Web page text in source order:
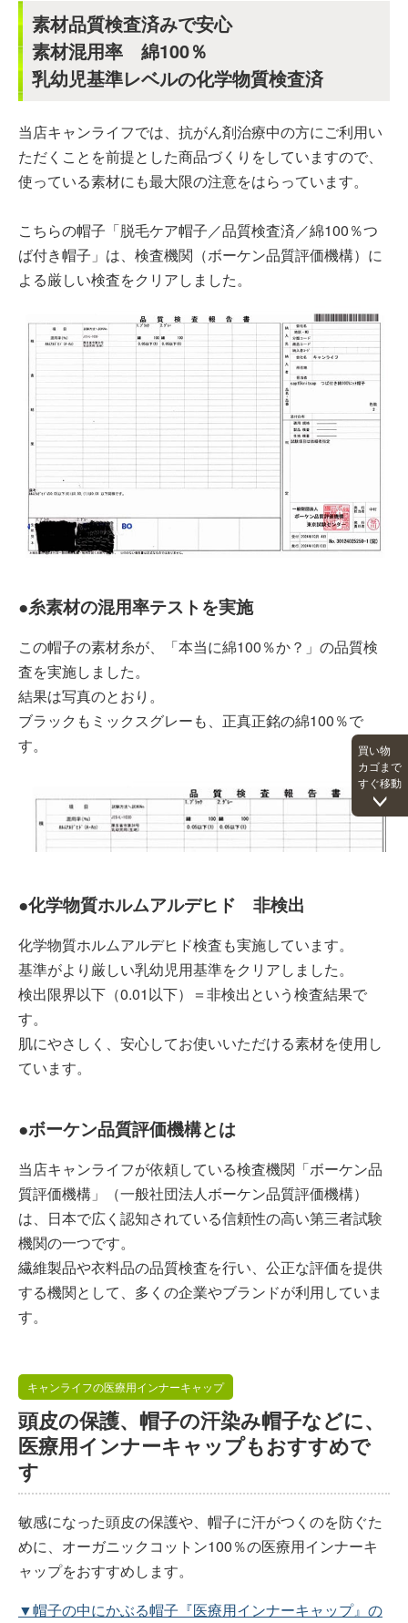
素材品質検査済みで安心
素材混用率 綿100％
乳幼児基準レベルの化学物質検査済
当店キャンライフでは、抗がん剤治療中の方にご利用い
ただくことを前提とした商品づくりをしていますので、
使っている素材にも最大限の注意をはらっています。
こちらの帽子「脱毛ケア帽子／品質検査済／綿100％つ
ば付き帽子」は、検査機関（ボーケン品質評価機構）に
よる厳しい検査をクリアしました。
●糸素材の混用率テストを実施
この帽子の素材糸が、「本当に綿100％か？」の品質検
査を実施しました。
結果は写真のとおり。
ブラックもミックスグレーも、正真正銘の綿100％で
す。
●化学物質ホルムアルデヒド 非検出
化学物質ホルムアルデヒド検査も実施しています。
基準がより厳しい乳幼児用基準をクリアしました。
検出限界以下（0.01以下）＝非検出という検査結果で
す。
肌にやさしく、安心してお使いいただける素材を使用し
ています。
●ボーケン品質評価機構とは
当店キャンライフが依頼している検査機関「ボーケン品
質評価機構」（一般社団法人ボーケン品質評価機構）
は、日本で広く認知されている信頼性の高い第三者試験
機関の一つです。
繊維製品や衣料品の品質検査を行い、公正な評価を提供
する機関として、多くの企業やブランドが利用していま
す。
キャンライフの医療用インナーキャップ
頭皮の保護、帽子の汗染み帽子などに、
医療用インナーキャップもおすすめで
す
敏感になった頭皮の保護や、帽子に汗がつくのを防ぐた
めに、オーガニックコットン100％の医療用インナーキ
ャップをおすすめします。
▼帽子の中にかぶる帽子『医療用インナーキャップ』の
買い物
カゴまで
すぐ移動